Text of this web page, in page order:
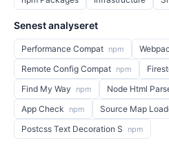
Senest analyseret
Performance Compat npm
Remote Config Compat npm
Find My Way npm Node Html
App Check npm Source Map
Postcss Text Decoration S npm